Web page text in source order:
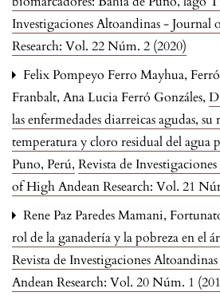
Investigaciones Altoandinas - Journal
Research: Vol. 22 Núm. 2 (2020)
Felix Pompeyo Ferro Mayhua,
Franbalt, Ana Lucia Ferró Gonzáles,
las enfermedades diarreicas agudas,
temperatura y cloro residual del agua
Puno, Perú, Revista de
of High Andean Research: Vol. 21
Rene Paz Paredes Mamani,
rol de la ganadería y la pobreza en el
Revista de Investigaciones
Andean Research: Vol. 20 Núm. 1